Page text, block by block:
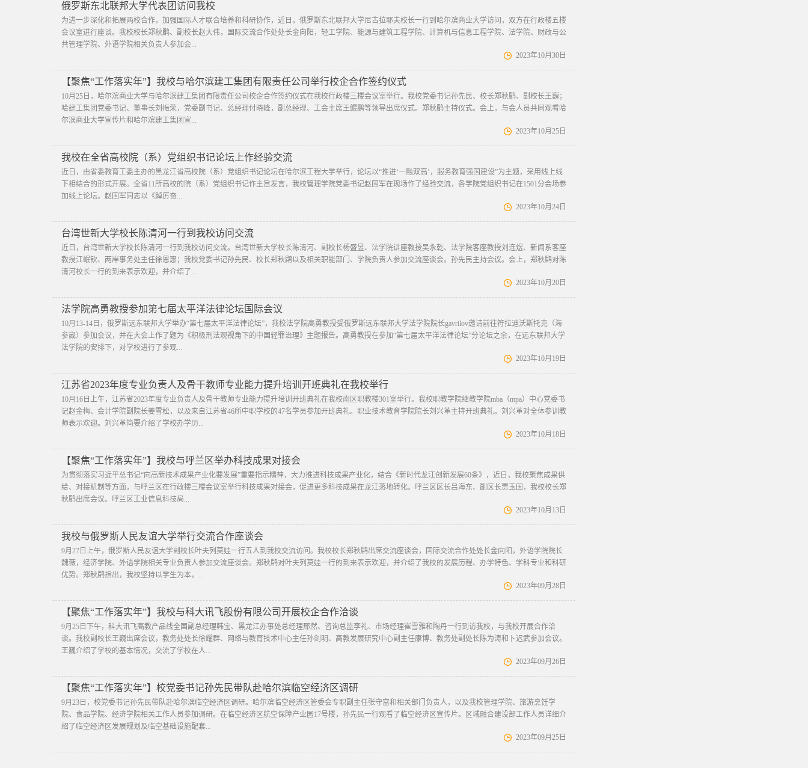
俄罗斯东北联邦大学代表团访问我校
为进一步深化和拓展两校合作，加强国际人才联合培养和科研协作，近日，俄罗斯东北联邦大学尼古拉耶夫校长一行到哈尔滨商业大学访问，双方在行政楼五楼
会议室进行座谈。我校校长郑秋鹛、副校长赵大伟，国际交流合作处处长金向阳，轻工学院、能源与建筑工程学院、计算机与信息工程学院、法学院、财政与公
共管理学院、外语学院相关负责人参加会...
2023年10月30日
【聚焦“工作落实年”】我校与哈尔滨建工集团有限责任公司举行校企合作签约仪式
10月25日，哈尔滨商业大学与哈尔滨建工集团有限责任公司校企合作签约仪式在我校行政楼三楼会议室举行。我校党委书记孙先民、校长郑秋鹛、副校长王巍；
哈建工集团党委书记、董事长刘振荣，党委副书记、总经理付晓峰，副总经理、工会主席王鲲鹏等领导出席仪式。郑秋鹛主持仪式。会上，与会人员共同观看哈
尔滨商业大学宣传片和哈尔滨建工集团宣...
2023年10月25日
我校在全省高校院（系）党组织书记论坛上作经验交流
近日，由省委教育工委主办的黑龙江省高校院（系）党组织书记论坛在哈尔滨工程大学举行，论坛以“推进‘一融双高’，服务教育强国建设”为主题，采用线上线
下相结合的形式开展。全省11所高校的院（系）党组织书记作主旨发言，我校管理学院党委书记赵国军在现场作了经验交流，各学院党组织书记在1501分会场参
加线上论坛。赵国军同志以《踔厉奋...
2023年10月24日
台湾世新大学校长陈清河一行到我校访问交流
近日，台湾世新大学校长陈清河一行到我校访问交流。台湾世新大学校长陈清河、副校长杨盛昱、法学院讲座教授吴永乾、法学院客座教授刘连煜、新闻系客座
教授江岷钦、两岸事务处主任徐恩惠；我校党委书记孙先民、校长郑秋鹛以及相关职能部门、学院负责人参加交流座谈会。孙先民主持会议。会上，郑秋鹛对陈
清河校长一行的到来表示欢迎，并介绍了...
2023年10月20日
法学院高勇教授参加第七届太平洋法律论坛国际会议
10月13-14日，俄罗斯远东联邦大学举办“第七届太平洋法律论坛”，我校法学院高勇教授受俄罗斯远东联邦大学法学院院长gavrilov邀请前往符拉迪沃斯托克（海
参崴）参加会议，并在大会上作了题为《积极刑法观视角下的中国轻罪治理》主题报告。高勇教授在参加“第七届太平洋法律论坛”分论坛之余，在远东联邦大学
法学院的安排下，对学校进行了参观...
2023年10月19日
江苏省2023年度专业负责人及骨干教师专业能力提升培训开班典礼在我校举行
10月16日上午，江苏省2023年度专业负责人及骨干教师专业能力提升培训开班典礼在我校南区职教楼301室举行。我校职教学院继教学院mba（mpa）中心党委书
记赵金梅、会计学院副院长姜雪松，以及来自江苏省46所中职学校的47名学员参加开班典礼。职业技术教育学院院长刘兴革主持开班典礼。刘兴革对全体参训教
师表示欢迎。刘兴革简要介绍了学校办学历...
2023年10月18日
【聚焦“工作落实年”】我校与呼兰区举办科技成果对接会
为贯彻落实习近平总书记“向高新技术成果产业化要发展”重要指示精神，大力推进科技成果产业化，结合《新时代龙江创新发展60条》，近日，我校聚焦成果供
给、对接机制等方面，与呼兰区在行政楼三楼会议室举行科技成果对接会，促进更多科技成果在龙江落地转化。呼兰区区长吕海东、副区长贾玉国，我校校长郑
秋鹛出席会议。呼兰区工业信息科技局...
2023年10月13日
我校与俄罗斯人民友谊大学举行交流合作座谈会
9月27日上午，俄罗斯人民友谊大学副校长叶夫列莫娃一行五人到我校交流访问。我校校长郑秋鹛出席交流座谈会，国际交流合作处处长金向阳，外语学院院长
魏薇，经济学院、外语学院相关专业负责人参加交流座谈会。郑秋鹛对叶夫列莫娃一行的到来表示欢迎，并介绍了我校的发展历程、办学特色、学科专业和科研
优势。郑秋鹛指出，我校坚持以学生为本，...
2023年09月28日
【聚焦“工作落实年”】我校与科大讯飞股份有限公司开展校企合作洽谈
9月25日下午，科大讯飞高教产品线全国副总经理韩宝、黑龙江办事处总经理邢然、咨询总监李礼、市场经理崔雪雅和陶丹一行到访我校，与我校开展合作洽
谈。我校副校长王巍出席会议，教务处处长徐耀群、网络与教育技术中心主任孙剑明、高教发展研究中心副主任康博、教务处副处长陈为涛和卜迟武参加会议。
王巍介绍了学校的基本情况，交流了学校在人...
2023年09月26日
【聚焦“工作落实年”】校党委书记孙先民带队赴哈尔滨临空经济区调研
9月23日，校党委书记孙先民带队赴哈尔滨临空经济区调研。哈尔滨临空经济区管委会专职副主任张守富和相关部门负责人，以及我校管理学院、旅游烹饪学
院、食品学院、经济学院相关工作人员参加调研。在临空经济区航空保障产业园17号楼，孙先民一行观看了临空经济区宣传片。区域融合建设部工作人员详细介
绍了临空经济区发展规划及临空基础设施配套...
2023年09月25日